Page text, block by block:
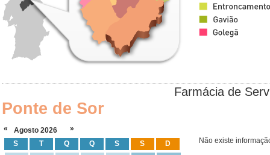
Farmácia de
Ponte de Sor
Não existe
« »
Agosto 2026
S
T Q Q S S D